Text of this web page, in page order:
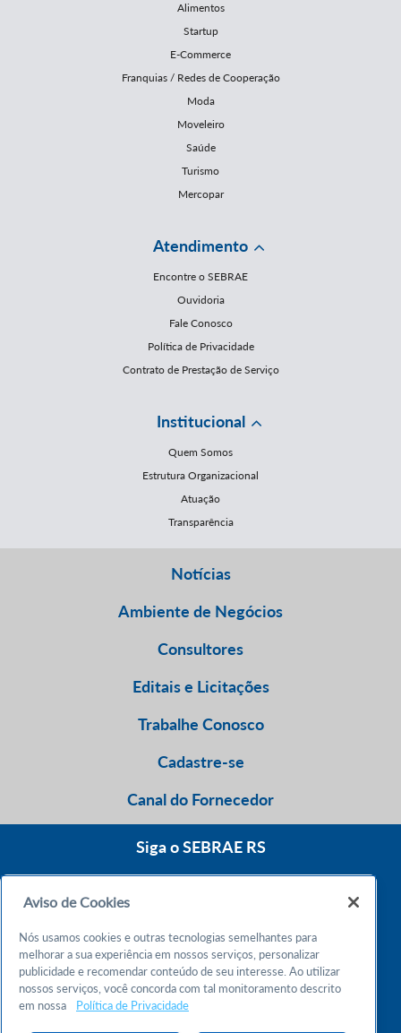
Alimentos
Startup
E-Commerce
Franquias / Redes de Cooperação
Moda
Moveleiro
Saúde
Turismo
Mercopar
Atendimento
Encontre o SEBRAE
Ouvidoria
Fale Conosco
Política de Privacidade
Contrato de Prestação de Serviço
Institucional
Quem Somos
Estrutura Organizacional
Atuação
Transparência
Notícias
Ambiente de Negócios
Consultores
Editais e Licitações
Trabalhe Conosco
Cadastre-se
Canal do Fornecedor
Siga o SEBRAE RS
Atendimento 24h
Chame no WhatsApp
Aviso de Cookies
Nós usamos cookies e outras tecnologias semelhantes para
melhorar a sua experiência em nossos serviços, personalizar
publicidade e recomendar conteúdo de seu interesse. Ao utilizar
nossos serviços, você concorda com tal monitoramento descrito
em nossa
Política de Privacidade